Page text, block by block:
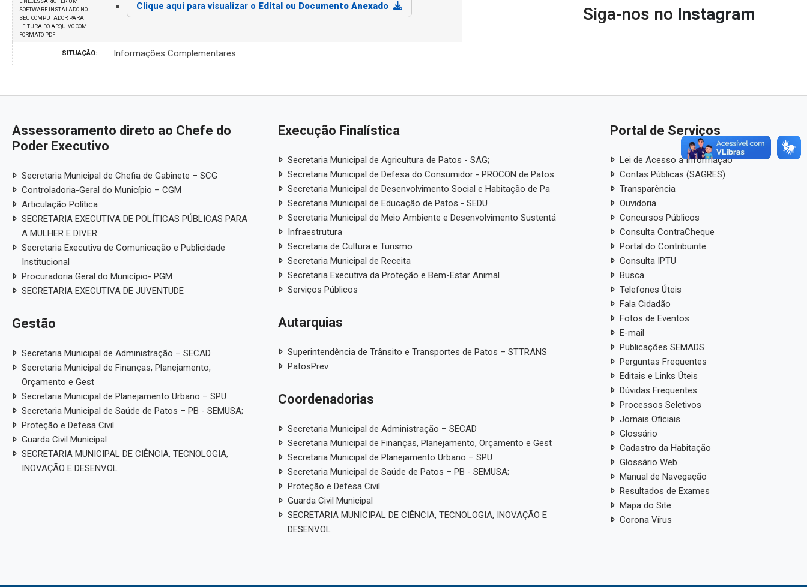
SOFTWARE INSTALADO NO
SEU COMPUTADOR PARA
LEITURA DO ARQUIVO COM
FORMATO PDF
Clique aqui para visualizar o Edital ou Documento Anexado
SITUAÇÃO: Informações Complementares
Siga-nos no Instagram
Assessoramento direto ao Chefe do
Poder Executivo
Secretaria Municipal de Chefia de Gabinete – SCG
Controladoria-Geral do Município – CGM
Articulação Política
SECRETARIA EXECUTIVA DE POLÍTICAS PÚBLICAS PARA
A MULHER E DIVER
Secretaria Executiva de Comunicação e Publicidade
Institucional
Procuradoria Geral do Município- PGM
SECRETARIA EXECUTIVA DE JUVENTUDE
Gestão
Secretaria Municipal de Administração – SECAD
Secretaria Municipal de Finanças, Planejamento,
Orçamento e Gest
Secretaria Municipal de Planejamento Urbano – SPU
Secretaria Municipal de Saúde de Patos – PB - SEMUSA;
Proteção e Defesa Civil
Guarda Civil Municipal
SECRETARIA MUNICIPAL DE CIÊNCIA, TECNOLOGIA,
INOVAÇÃO E DESENVOL
Execução Finalística
Secretaria Municipal de Agricultura de Patos - SAG;
Secretaria Municipal de Defesa do Consumidor - PROCON de Patos
Secretaria Municipal de Desenvolvimento Social e Habitação de Pa
Secretaria Municipal de Educação de Patos - SEDU
Secretaria Municipal de Meio Ambiente e Desenvolvimento Sustentá
Infraestrutura
Secretaria de Cultura e Turismo
Secretaria Municipal de Receita
Secretaria Executiva da Proteção e Bem-Estar Animal
Serviços Públicos
Autarquias
Superintendência de Trânsito e Transportes de Patos – STTRANS
PatosPrev
Coordenadorias
Secretaria Municipal de Administração – SECAD
Secretaria Municipal de Finanças, Planejamento, Orçamento e Gest
Secretaria Municipal de Planejamento Urbano – SPU
Secretaria Municipal de Saúde de Patos – PB - SEMUSA;
Proteção e Defesa Civil
Guarda Civil Municipal
SECRETARIA MUNICIPAL DE CIÊNCIA, TECNOLOGIA, INOVAÇÃO E
DESENVOL
Portal de Serviços
Lei de Acesso a Informação
Contas Públicas (SAGRES)
Transparência
Ouvidoria
Concursos Públicos
Consulta ContraCheque
Portal do Contribuinte
Consulta IPTU
Busca
Telefones Úteis
Fala Cidadão
Fotos de Eventos
E-mail
Publicações SEMADS
Perguntas Frequentes
Editais e Links Úteis
Dúvidas Frequentes
Processos Seletivos
Jornais Oficiais
Glossário
Cadastro da Habitação
Glossário Web
Manual de Navegação
Resultados de Exames
Mapa do Site
Corona Vírus